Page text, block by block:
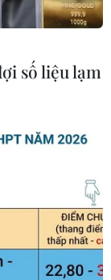
số liệu lạm